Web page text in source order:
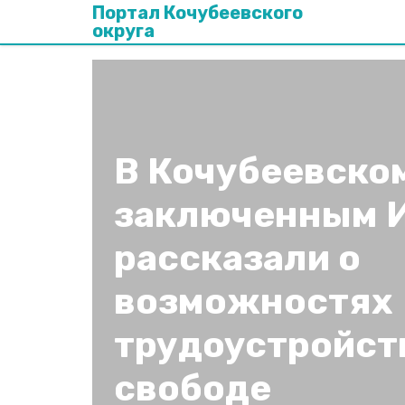
Портал Кочубеевского
округа
В
заключенным
рассказали о
возможностях
свободе